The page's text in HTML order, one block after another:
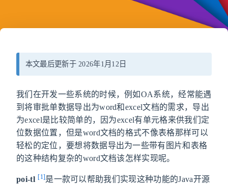
本文最后更新于 2026年1月12日
我们在开发一些系统的时候，例如OA系统，经常能遇
到将审批单数据导出为word和excel文档的需求，导出
为excel是比较简单的，因为excel有单元格来供我们定
位数据位置，但是word文档的格式不像表格那样可以
轻松的定位，要想将数据导出为一些带有图片和表格
的这种结构复杂的word文档该怎样实现呢。
poi-tl [1]是一款可以帮助我们实现这种功能的Java开源